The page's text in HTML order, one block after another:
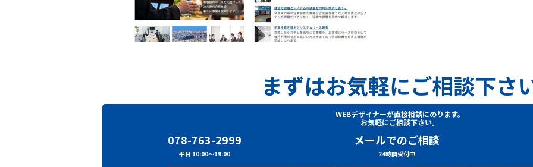
まずはお気軽にご相談下さ
WEBデザイナーが直接相談にのります。
お気軽にご相談下さい。
078-763-2999
平日 10:00～19:00
メールでのご相談
24時間受付中